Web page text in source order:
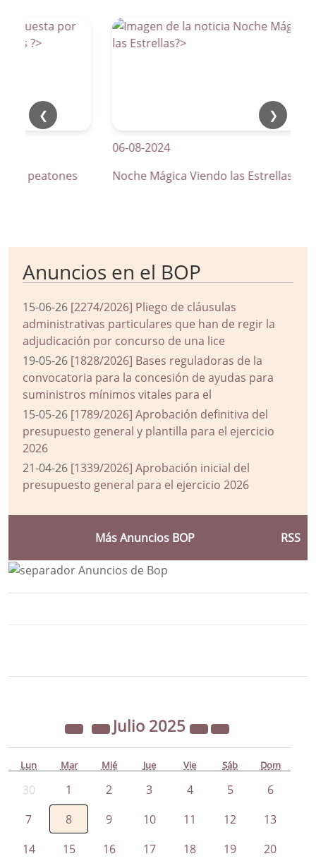
❮ ❯
de peatones
06-08-2024
Noche Mágica Viendo las Estrellas
Anuncios en el BOP
15-06-26 [2274/2026] Pliego de cláusulas
administrativas particulares que han de regir la
adjudicación por concurso de una lice
19-05-26 [1828/2026] Bases reguladoras de la
convocatoria para la concesión de ayudas para
suministros mínimos vitales para el
15-05-26 [1789/2026] Aprobación definitiva del
presupuesto general y plantilla para el ejercicio
2026
21-04-26 [1339/2026] Aprobación inicial del
presupuesto general para el ejercicio 2026
Más Anuncios BOP RSS
Julio 2025
Lun Mar Mié Jue Vie Sáb Dom
30 1 2 3 4 5
6
7
8 9 10 11 12
13
14
15 16 17 18 19 20